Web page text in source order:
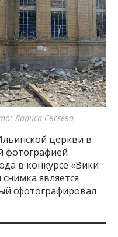
Лариса Євсєєва
церкви в
фотографией
в конкурсе «Вики
является
сфотографировал